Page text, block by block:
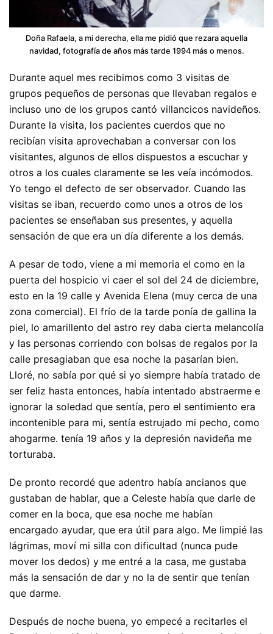
Doña Rafaela, a mi derecha, ella me pidió que rezara aquella
navidad, fotografía de años más tarde 1994 más o menos.
Durante aquel mes recibimos como 3 visitas de
grupos pequeños de personas que llevaban regalos e
incluso uno de los grupos cantó villancicos navideños.
Durante la visita, los pacientes cuerdos que no
recibían visita aprovechaban a conversar con los
visitantes, algunos de ellos dispuestos a escuchar y
otros a los cuales claramente se les veía incómodos.
Yo tengo el defecto de ser observador. Cuando las
visitas se iban, recuerdo como unos a otros de los
pacientes se enseñaban sus presentes, y aquella
sensación de que era un día diferente a los demás.
A pesar de todo, viene a mi memoria el como en la
puerta del hospicio vi caer el sol del 24 de diciembre,
esto en la 19 calle y Avenida Elena (muy cerca de una
zona comercial). El frío de la tarde ponía de gallina la
piel, lo amarillento del astro rey daba cierta melancolía
y las personas corriendo con bolsas de regalos por la
calle presagiaban que esa noche la pasarían bien.
Lloré, no sabía por qué si yo siempre había tratado de
ser feliz hasta entonces, había intentado abstraerme e
ignorar la soledad que sentía, pero el sentimiento era
incontenible para mi, sentía estrujado mi pecho, como
ahogarme. tenía 19 años y la depresión navideña me
torturaba.
De pronto recordé que adentro había ancianos que
gustaban de hablar, que a Celeste había que darle de
comer en la boca, que esa noche me habían
encargado ayudar, que era útil para algo. Me limpié las
lágrimas, moví mi silla con dificultad (nunca pude
mover los dedos) y me entré a la casa, me gustaba
más la sensación de dar y no la de sentir que tenían
que darme.
Después de noche buena, yo empecé a recitarles el